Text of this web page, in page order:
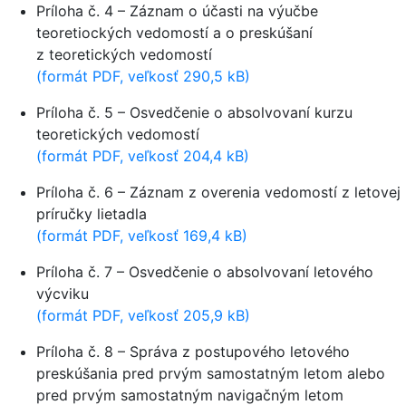
Príloha č. 4 – Záznam o účasti na výučbe
teoretiockých vedomostí a o preskúšaní
z teoretických vedomostí
(formát PDF, veľkosť 290,5 kB)
Príloha č. 5 – Osvedčenie o absolvovaní kurzu
teoretických vedomostí
(formát PDF, veľkosť 204,4 kB)
Príloha č. 6 – Záznam z overenia vedomostí z letovej
príručky lietadla
(formát PDF, veľkosť 169,4 kB)
Príloha č. 7 – Osvedčenie o absolvovaní letového
výcviku
(formát PDF, veľkosť 205,9 kB)
Príloha č. 8 – Správa z postupového letového
preskúšania pred prvým samostatným letom alebo
pred prvým samostatným navigačným letom